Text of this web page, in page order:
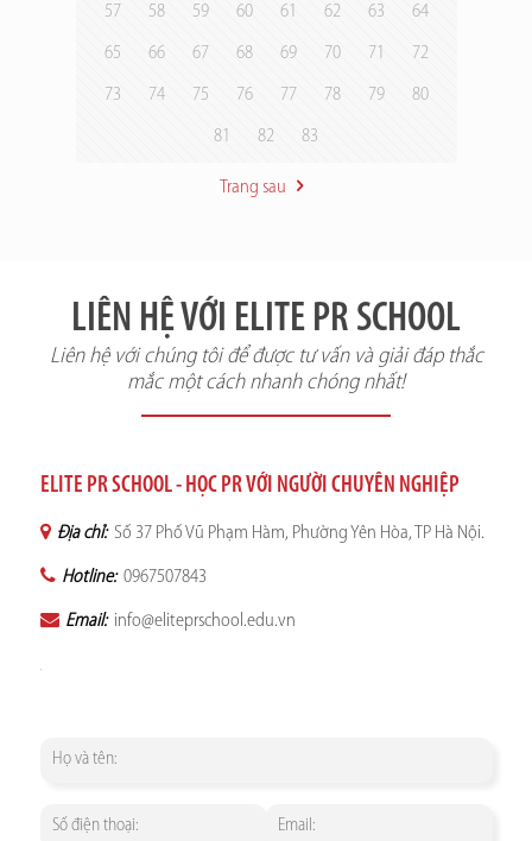
57 58 59 60 61 62 63 64
65 66 67 68 69 70 71 72
73 74 75 76 77 78 79 80
81 82 83
Trang sau
LIÊN HỆ VỚI ELITE PR SCHOOL
Liên hệ với chúng tôi để được tư vấn và giải đáp thắc
mắc một cách nhanh chóng nhất!
ELITE PR SCHOOL - HỌC PR VỚI NGƯỜI CHUYÊN NGHIỆP
Địa chỉ: Số 37 Phố Vũ Phạm Hàm, Phường Yên Hòa, TP Hà Nội.
Hotline: 0967507843
Email: info@eliteprschool.edu.vn